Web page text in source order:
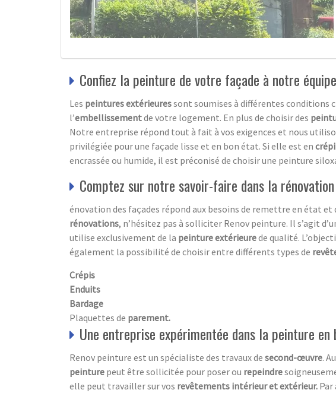
Confiez la peinture de votre façade à notre
Les peintures extérieuressont soumises à différentes conditions
l’embellissementde votre logement. En plus de choisir des
Notre entreprise répond tout à fait à vos exigences et nous
privilégiée pour une façade lisse et en bon état. Si elle est en crépi
encrassée ou humide, il est préconisé de choisir une peinture
Comptez sur notre savoir-faire dans la
énovation des façades répond aux besoins de remettre en état et
rénovations, n’hésitez pas à solliciter Renov peinture. Il s’agit
utilise exclusivement de la peinture extérieurede qualité.
également la possibilité de choisir entre différents types de
Crépis
Enduits
Bardage
Plaquettes de parement.
Une entreprise expérimentée dans la peinture
Renov peinture est un spécialiste des travaux de second-œuvre.
peinture peut être sollicitée pour poser ou repeindre
elle peut travailler sur vos revêtements intérieur et extérieur.